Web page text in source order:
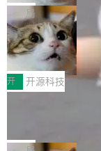
合。方案缺了、配
哪些组合有效，作
者部落知识"。 换个
变体：Switchable...
re OS，一个带连接
有科技公司做的一
样。这是
那个创业公司。不
lare Workers 上——
——并且深度集成了
目 Celld，一个能
Workers 和
计思路很直接：每
数据库，按名称寻
存储库里。节点之
没有控制平面，没有
个小型数据库，应
库的竞争和爆炸半
了。 闲置的 cell 会
局
鲁大师7月新机性
性能、流畅双第一
新折叠缺席
2026年7月的手机
增，手机厂商的日子
放缓，因此硝烟味
Fold8 / Z Flip8）外
例如iQOO Z11i、
开 开源科技
Zed 编辑器团队发
个在 git commit 之